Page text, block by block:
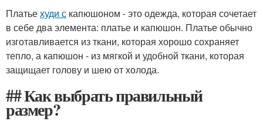
Платьехуди с капюшоном - это одежда, которая сочетает
в себе два элемента: платье и капюшон. Платье обычно
изготавливается из ткани, которая хорошо сохраняет
тепло, а капюшон - из мягкой и удобной ткани, которая
защищает голову и шею от холода.
## Как выбрать правильный
размер?